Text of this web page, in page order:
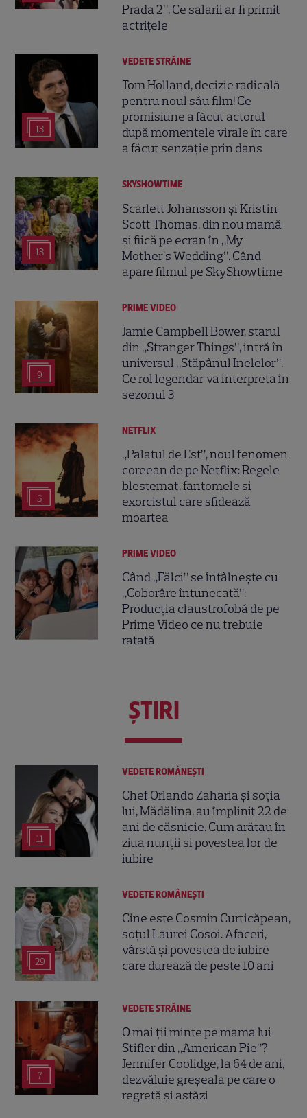
Prada 2”. Ce salarii ar fi primit
actrițele
13
VEDETE STRĂINE
Tom Holland, decizie radicală
pentru noul său film! Ce
promisiune a făcut actorul
după momentele virale în care
a făcut senzație prin dans
13
SKYSHOWTIME
Scarlett Johansson și Kristin
Scott Thomas, din nou mamă
și fiică pe ecran în „My
Mother's Wedding”. Când
apare filmul pe SkyShowtime
9
PRIME VIDEO
Jamie Campbell Bower, starul
din „Stranger Things”, intră în
universul „Stăpânul Inelelor”.
Ce rol legendar va interpreta în
sezonul 3
5
NETFLIX
„Palatul de Est”, noul fenomen
coreean de pe Netflix: Regele
blestemat, fantomele și
exorcistul care sfidează
moartea
PRIME VIDEO
Când „Fălci” se întâlnește cu
„Coborâre întunecată”:
Producția claustrofobă de pe
Prime Video ce nu trebuie
ratată
ŞTIRI
11
VEDETE ROMÂNEŞTI
Chef Orlando Zaharia și soția
lui, Mădălina, au împlinit 22 de
ani de căsnicie. Cum arătau în
ziua nunții și povestea lor de
iubire
29
VEDETE ROMÂNEŞTI
Cine este Cosmin Curticăpean,
soțul Laurei Cosoi. Afaceri,
vârstă și povestea de iubire
care durează de peste 10 ani
7
VEDETE STRĂINE
O mai ții minte pe mama lui
Stifler din „American Pie”?
Jennifer Coolidge, la 64 de ani,
dezvăluie greșeala pe care o
regretă și astăzi